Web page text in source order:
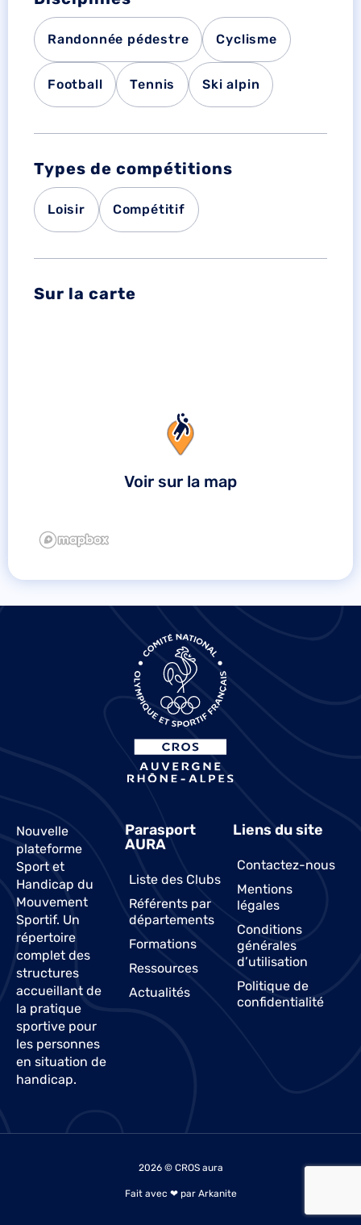
Randonnée pédestre Cyclisme
Football Tennis Ski alpin
Types de compétitions
Loisir Compétitif
Sur la carte
Voir sur la map
Nouvelle
plateforme
Sport et
Handicap du
Mouvement
Sportif. Un
répertoire
complet des
structures
accueillant de
la pratique
sportive pour
les personnes
en situation de
handicap.
Parasport
AURA
Liste des Clubs
Référents par
départements
Formations
Ressources
Actualités
Liens du site
Contactez-nous
Mentions
légales
Conditions
générales
d’utilisation
Politique de
confidentialité
2026 © CROS aura
Fait avec ❤ par Arkanite